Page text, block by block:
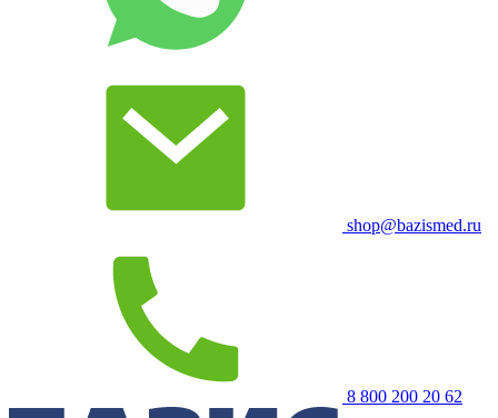
shop@bazismed.ru
8 800 200 20 62